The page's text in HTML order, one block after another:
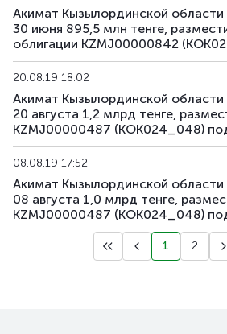
Акимат Кызылординской области
30 июня 895,5 млн тенге,
облигации KZMJ00000842
20.08.19 18:02
Акимат Кызылординской области
20 августа 1,2 млрд тенге,
KZMJ00000487 (KOK024_048)
08.08.19 17:52
Акимат Кызылординской области
08 августа 1,0 млрд тенге,
KZMJ00000487 (KOK024_048)
1 2